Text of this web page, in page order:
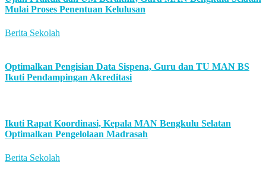
Mulai Proses Penentuan Kelulusan
Berita Sekolah
Optimalkan Pengisian Data Sispena, Guru dan TU MAN BS
Ikuti Pendampingan Akreditasi
Ikuti Rapat Koordinasi, Kepala MAN Bengkulu Selatan
Optimalkan Pengelolaan Madrasah
Berita Sekolah